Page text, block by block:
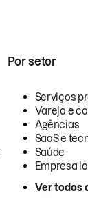
Por setor
Serviços
Varejo e
Agências
SaaS e
Saúde
Empresa
Ver todos